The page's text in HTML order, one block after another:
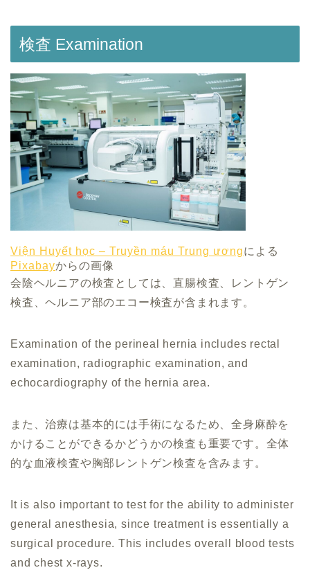
検査 Examination
Viện Huyết học – Truyền máu Trung ươngによる
Pixabayからの画像
会陰ヘルニアの検査としては、直腸検査、レントゲン
検査、ヘルニア部のエコー検査が含まれます。
Examination of the perineal hernia includes rectal
examination, radiographic examination, and
echocardiography of the hernia area.
また、治療は基本的には手術になるため、全身麻酔を
かけることができるかどうかの検査も重要です。全体
的な血液検査や胸部レントゲン検査を含みます。
It is also important to test for the ability to administer
general anesthesia, since treatment is essentially a
surgical procedure. This includes overall blood tests
and chest x-rays.